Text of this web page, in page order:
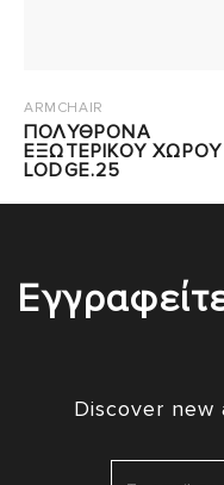
ARMCHAIR
ΠΟΛΥΘΡΟΝΑ
ΕΞΩΤΕΡΙΚΟΥ ΧΩΡΟΥ
LODGE.25
Discover new